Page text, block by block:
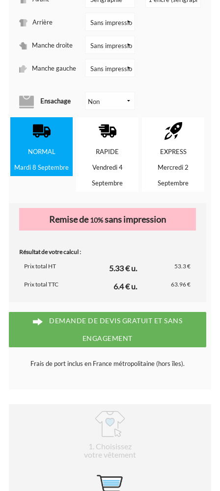
Arrière
Manche droite
Manche gauche
Ensachage
NORMAL
Mardi 8 Septembre
RAPIDE
Vendredi 4
Septembre
EXPRESS
Mercredi 2
Septembre
Remise de10%sans impression
Résultat de votre calcul :
Prix total HT
5.33 € u. 53.3 €
Prix total TTC 6.4 € u. 63.96 €
DEMANDE DE DEVIS GRATUIT ET SANS
ENGAGEMENT
Frais de port inclus en France métropolitaine (hors îles).
1 . Choisissez
votre vêtement